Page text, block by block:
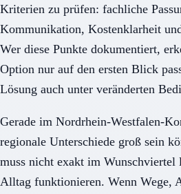
Kriterien zu prüfen: fachliche
Kommunikation, Kostenklarheit
Wer diese Punkte dokumentiert,
Option nur auf den ersten Blick
Lösung auch unter veränderten
Gerade im Nordrhein-Westfalen-
regionale Unterschiede groß sein
muss nicht exakt im Wunschviertel
Alltag funktionieren. Wenn Wege,